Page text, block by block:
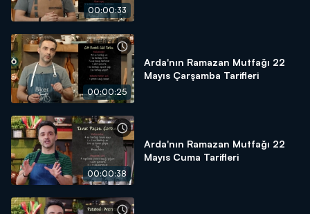
00:00:33
00:00:25
Arda'nın Ramazan Mutfağı 22
Mayıs Çarşamba Tarifleri
00:00:38
Arda'nın Ramazan Mutfağı 22
Mayıs Cuma Tarifleri